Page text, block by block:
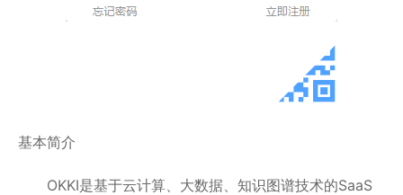
基本简介
OKKI是基于云计算、大数据、知识图谱技术的SaaS